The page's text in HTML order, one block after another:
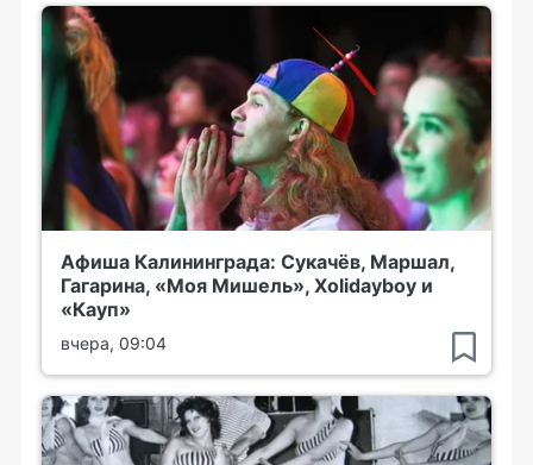
Афиша Калининграда: Сукачёв, Маршал,
Гагарина, «Моя Мишель», Xolidayboy и
«Кауп»
вчера, 09:04